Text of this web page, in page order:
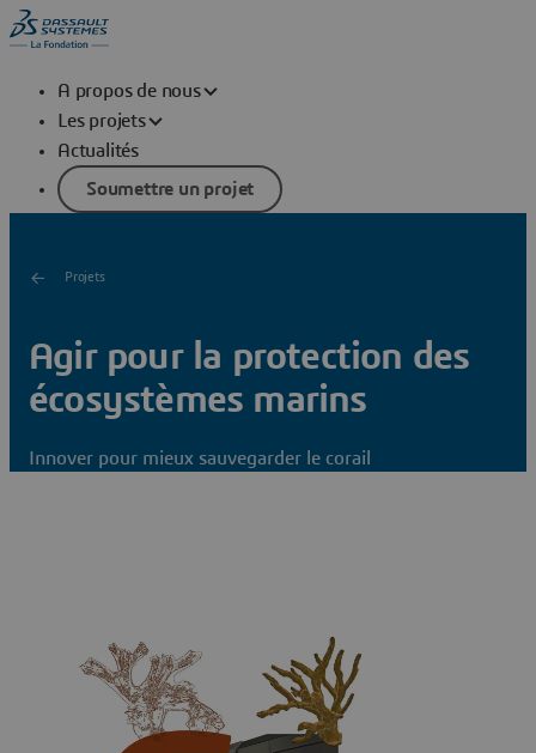
A propos de nous
Les projets
Actualités
Soumettre un projet
Projets
Agir pour la protection des
écosystèmes marins
Innover pour mieux sauvegarder le corail